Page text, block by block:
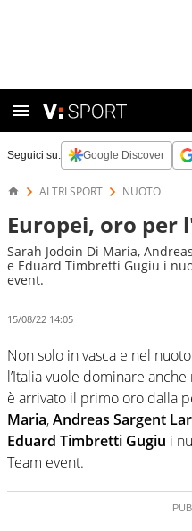
Seguici su: Google Discover
ALTRI SPORT NUOTO
Europei, oro
Sarah Jodoin Di Maria,
e Eduard Timbretti Gugiu i
event.
15/08/22 14:05
Non solo in vasca e nel
l’Italia vuole dominare
è arrivato il primo oro dalla
Maria,Andreas Sargent
Eduard Timbretti Gugiu i
Team event.